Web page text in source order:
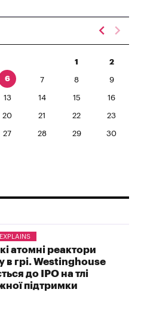
1 2
6 7 8 9
13 14 15 16
20 21 22 23
27 28 29 30
атомні реактори
в грі. Westinghouse
до IPO на тлі
підтримки